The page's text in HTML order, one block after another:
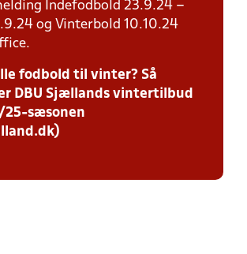
Indefodbold 23.9.24 –
og Vinterbold 10.10.24
fodbold til vinter? Så
DBU Sjællands vintertilbud
25-sæsonen